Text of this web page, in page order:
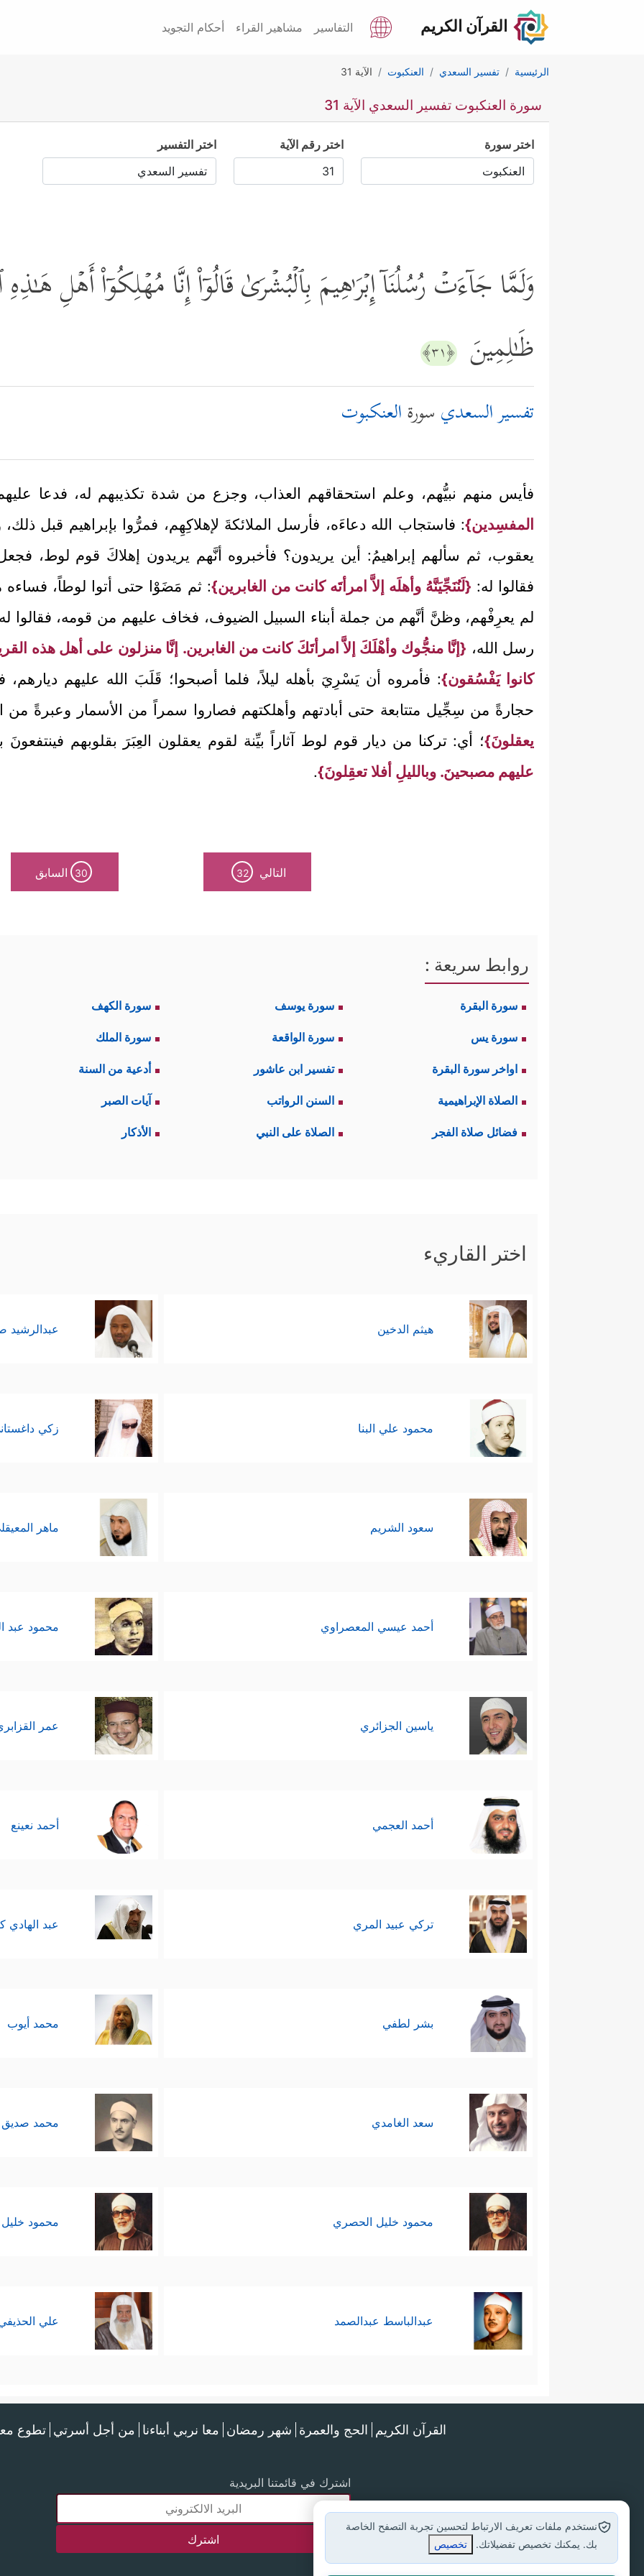
القرآن الكريم التفاسير مشاهير القراء أحكام التجويد
الرئيسية تفسير السعدي العنكبوت الآية 31
سورة العنكبوت تفسير السعدي الآية 31
اختر سورة اختر رقم الآية اختر التفسير
وَلَمَّا جَاۤءَتۡ رُسُلُنَاۤ إِبۡرَ ٰ⁠هِیمَ بِٱلۡبُشۡرَىٰ قَالُوۤاْ إِنَّا مُهۡلِكُوۤاْ أَهۡلِ هَـٰذِهِ
ظَـٰلِمِینَ ﴿٣١﴾
تفسير السعدي سورةالعنكبوت
فأيس منهم نبيُّهم، وعلم استحقاقهم العذاب، وجزع من شدة تكذيبهم له، فدعا
المفسِدين}: فاستجاب الله دعاءَه، فأرسل الملائكةَ لإهلاكِهِم، فمرُّوا بإبراهيم قبل
يعقوب، ثم سألهم إبراهيمُ: أين يريدون؟ فأخبروه أنَّهم يريدون إهلاكَ قوم لوط،
فقالوا له: {لَنُنَجِّيَنَّهُ وأهلَه إلاَّ امرأتَه كانت من الغابرين}: ثم مَضَوْا حتى أتوا لوطاً، فساءه
لم يعرِفْهم، وظنَّ أنَّهم من جملة أبناء السبيل الضيوف، فخاف عليهم من قومه، فقالوا
رسل الله، {إنَّا منجُّوك وأهْلَكَ إلاَّ امرأتَكَ كانت من الغابرين. إنَّا منزلون على أهل هذه
كانوا يَفْسُقون}: فأمروه أن يَسْرِيَ بأهله ليلاً، فلما أصبحوا؛ قَلَبَ الله عليهم
حجارةً من سِجِّيل متتابعة حتى أبادتهم وأهلكتهم فصاروا سمراً من الأسمار وعبرةً من
يعقلونَ}؛ أي: تركنا من ديار قوم لوط آثاراً بيِّنة لقوم يعقلون العِبَرَ بقلوبهم فينتفعونَ
عليهم مصبحينَ. وبالليلِ أفلا تعقِلونَ}.
التالي 32
30 السابق
روابط سريعة :
سورة البقرة سورة يوسف سورة الكهف
سورة يس سورة الواقعة سورة الملك
اواخر سورة البقرة تفسير ابن عاشور أدعية من السنة
الصلاة الإبراهيمية السنن الرواتب آيات الصبر
فضائل صلاة الفجر الصلاة على النبي الأذكار
اختر القاريء
هيثم الدخين عبدالرشيد
محمود علي البنا زكي
سعود الشريم ماهر
أحمد عيسي المعصراوي محمود عبد
ياسين الجزائري عمر
أحمد العجمي أحمد نعينع
تركي عبيد المري عبد الهادي
بشر لطفي محمد أيوب
سعد الغامدي محمد صديق
محمود خليل الحصري محمود
عبدالباسط عبدالصمد علي
القرآن الكريم الحج والعمرة شهر رمضان معا نربي أبناءنا من أجل أسرتي تطوع
اشترك في قائمتنا البريدية
نستخدم ملفات تعريف الارتباط لتحسين تجربة التصفح الخاصة
بك. يمكنك تخصيص تفضيلاتك.
تخصيص